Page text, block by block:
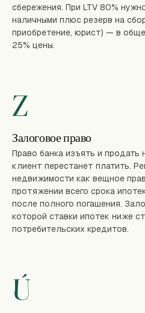
сбережения. При LTV 80%
наличными плюс резерв на
приобретение, юрист) — в
25% цены.
Z
Залоговое право
Право банка изъять и продать
клиент перестанет платить.
недвижимости как вещное
протяжении всего срока
после полного погашения.
которой ставки ипотек ниже
потребительских кредитов.
Ú